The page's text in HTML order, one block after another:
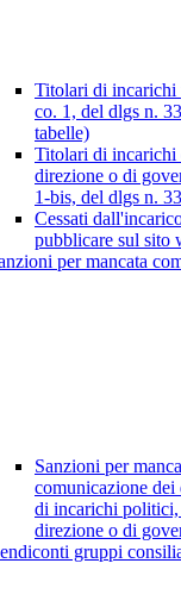
Titolari di
co. 1, del dlgs n.
tabelle)
Titolari di incarichi
direzione o di
1-bis, del dlgs n.
Cessati
pubblicare sul sito
per mancata
Sanzioni per
comunicazione dei
di incarichi
direzione o di
gruppi